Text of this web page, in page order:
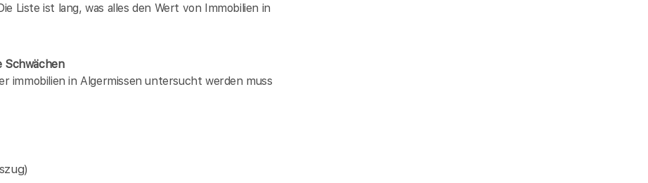
Liste ist lang, was alles den Wert von Immobilien in
Schwächen
immobilien in Algermissen untersucht werden muss